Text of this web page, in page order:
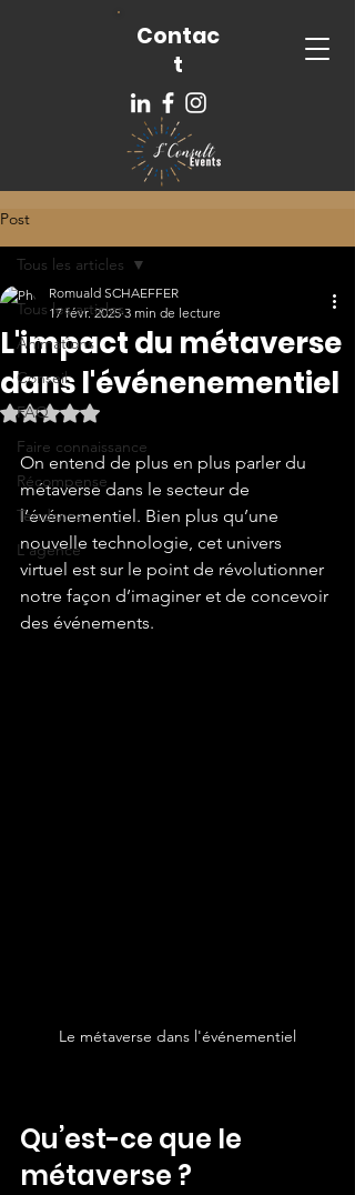
Contac
t
Post
Tous les articles
Animations
Conseil
FAQ
Faire connaissance
Récompense
Tendance
L'agence
Tous les articles
L'impact du métaverse
dans l'événenementiel
Romuald SCHAEFFER
17 févr. 2025 3 min de lecture
Noté NaN étoiles sur 5.
On entend de plus en plus parler du
métaverse dans le secteur de
l’événementiel. Bien plus qu’une
nouvelle technologie, cet univers
virtuel est sur le point de révolutionner
notre façon d’imaginer et de concevoir
des événements.
Le métaverse dans l'événementiel
Qu’est-ce que le
métaverse ?